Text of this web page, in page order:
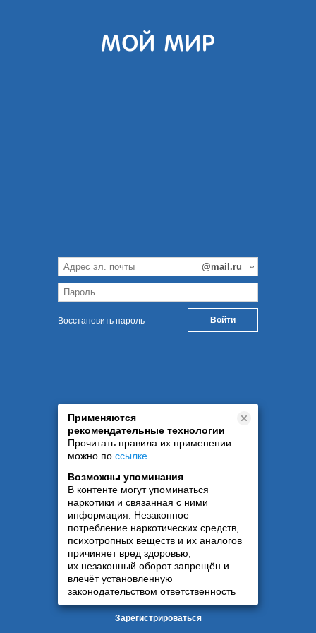
Восстановить пароль
Применяются
рекомендательные технологии
Прочитать правила их применении
можно по ссылке
Возможны упоминания
В контенте могут упоминаться
наркотики и связанная с ними
информация. Незаконное
потребление наркотических средств,
психотропных веществ и их аналогов
причиняет вред здоровью,
их незаконный оборот запрещён и
влечёт установленную
законодательством ответственность
Зарегистрироваться